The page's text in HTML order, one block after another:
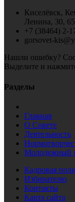
Киселёвск,
Ленина, 30,
+7 (38464) 2-
gorsovet-
Нашли ошибку?
Выделите и
Разделы
Главная
О Совете
Деятельность
Молодежный
Кадровая
Избирателю
Контакты
Карта сайта